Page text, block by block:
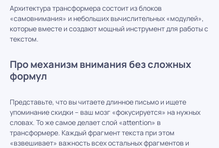
Архитектура трансформера состоит из блоков
«самовнимания» и небольших вычислительных «модулей»,
которые вместе и создают мощный инструмент для работы с
текстом.
Про механизм внимания без сложных
формул
Представьте, что вы читаете длинное письмо и ищете
упоминание скидки – ваш мозг «фокусируется» на нужных
словах. То же самое делает слой «attention» в
трансформере. Каждый фрагмент текста при этом
«взвешивает» важность всех остальных фрагментов и